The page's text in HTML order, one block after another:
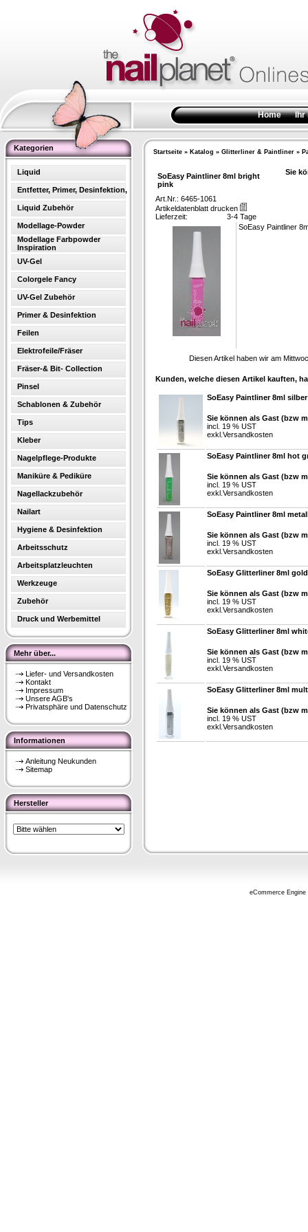
Home Ihr
Kategorien
Liquid
Entfetter, Primer, Desinfektion,
Liquid Zubehör
Modellage-Powder
Modellage Farbpowder
Inspiration
UV-Gel
Colorgele Fancy
UV-Gel Zubehör
Primer & Desinfektion
Feilen
Elektrofeile/Fräser
Fräser-& Bit- Collection
Pinsel
Schablonen & Zubehör
Tips
Kleber
Nagelpflege-Produkte
Maniküre & Pediküre
Nagellackzubehör
Nailart
Hygiene & Desinfektion
Arbeitsschutz
Arbeitsplatzleuchten
Werkzeuge
Zubehör
Druck und Werbemittel
Mehr über...
Liefer- und Versandkosten
Kontakt
Impressum
Unsere AGB's
Privatsphäre und Datenschutz
Informationen
Anleitung Neukunden
Sitemap
Hersteller
Startseite » Katalog » Glitterliner & Paintliner »
SoEasy Paintliner 8ml bright
pink
Sie
Art.Nr.: 6465-1061
Artikeldatenblatt drucken
Lieferzeit:
3-4 Tage
SoEasy Paintliner
Diesen Artikel haben wir am
Kunden, welche diesen Artikel kauften,
SoEasy Paintliner 8ml silber
Sie können als Gast (bzw
incl. 19 % UST
exkl. Versandkosten
SoEasy Paintliner 8ml hot
Sie können als Gast (bzw
incl. 19 % UST
exkl. Versandkosten
SoEasy Paintliner 8ml
Sie können als Gast (bzw
incl. 19 % UST
exkl. Versandkosten
SoEasy Glitterliner 8ml gold
Sie können als Gast (bzw
incl. 19 % UST
exkl. Versandkosten
SoEasy Glitterliner 8ml
Sie können als Gast (bzw
incl. 19 % UST
exkl. Versandkosten
SoEasy Glitterliner 8ml
Sie können als Gast (bzw
incl. 19 % UST
exkl. Versandkosten
eCommerce